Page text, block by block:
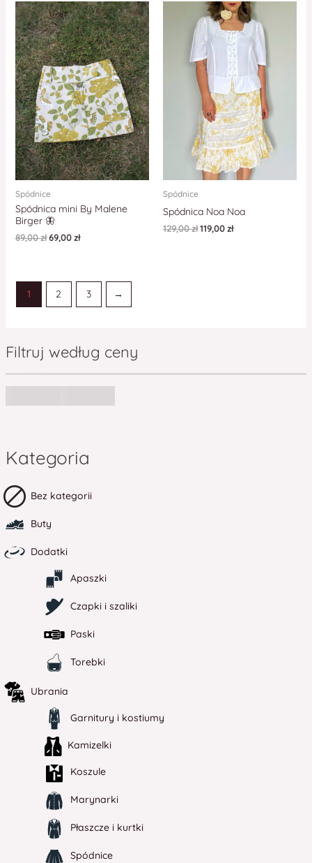
Filtruj według ceny
Kategoria
Bez kategorii
Buty
Dodatki
Apaszki
Czapki i szaliki
Paski
Torebki
Ubrania
Garnitury i kostiumy
Kamizelki
Koszule
Marynarki
Płaszcze i kurtki
Spódnice
Spódnice
Spódnica mini By Malene
Birger 🦋
89,00zł 69,00zł
Spódnice
Spódnica Noa Noa
129,00zł119,00zł
1 2 3 →